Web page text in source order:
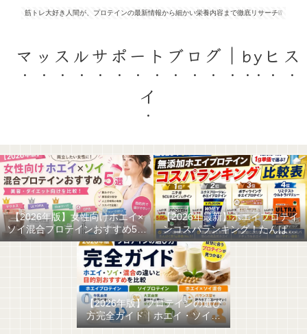
筋トレ大好き人間が、プロテインの最新情報から細かい栄養内容まで徹底リサーチ❕❕
マッスルサポートブログ｜byヒス
イ
【2026年版】女性向けホエイ×
ソイ混合プロテインおすすめ5選
｜美容・ダイエット向けを比較
【2026年最新】ホエイプロテイ
ンコスパランキング！たんぱく
質1g単価で選ぶ最強の無添加ホ
エイはこれだ！
【2026年版】プロテインの選び
方完全ガイド｜ホエイ・ソイ・
混合の違いと目的別おすすめを